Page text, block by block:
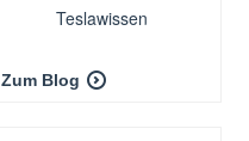
Teslawissen
Zum Blog